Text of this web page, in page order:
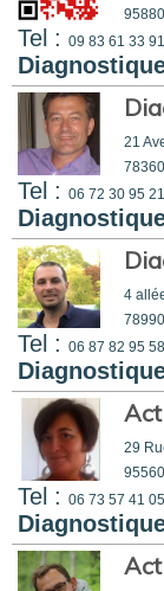
95880
Tel : 09 83 61 33 91
21
78360
Tel : 06 72 30 95 21
4
78990
Tel : 06 87 82 95 58
29
95560
Tel : 06 73 57 41 05